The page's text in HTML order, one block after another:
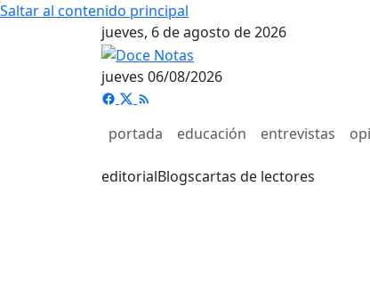
Saltar al contenido principal
jueves, 6 de agosto de 2026
jueves 06/08/2026
portada educación entrevistas
editorialBlogscartas de lectores